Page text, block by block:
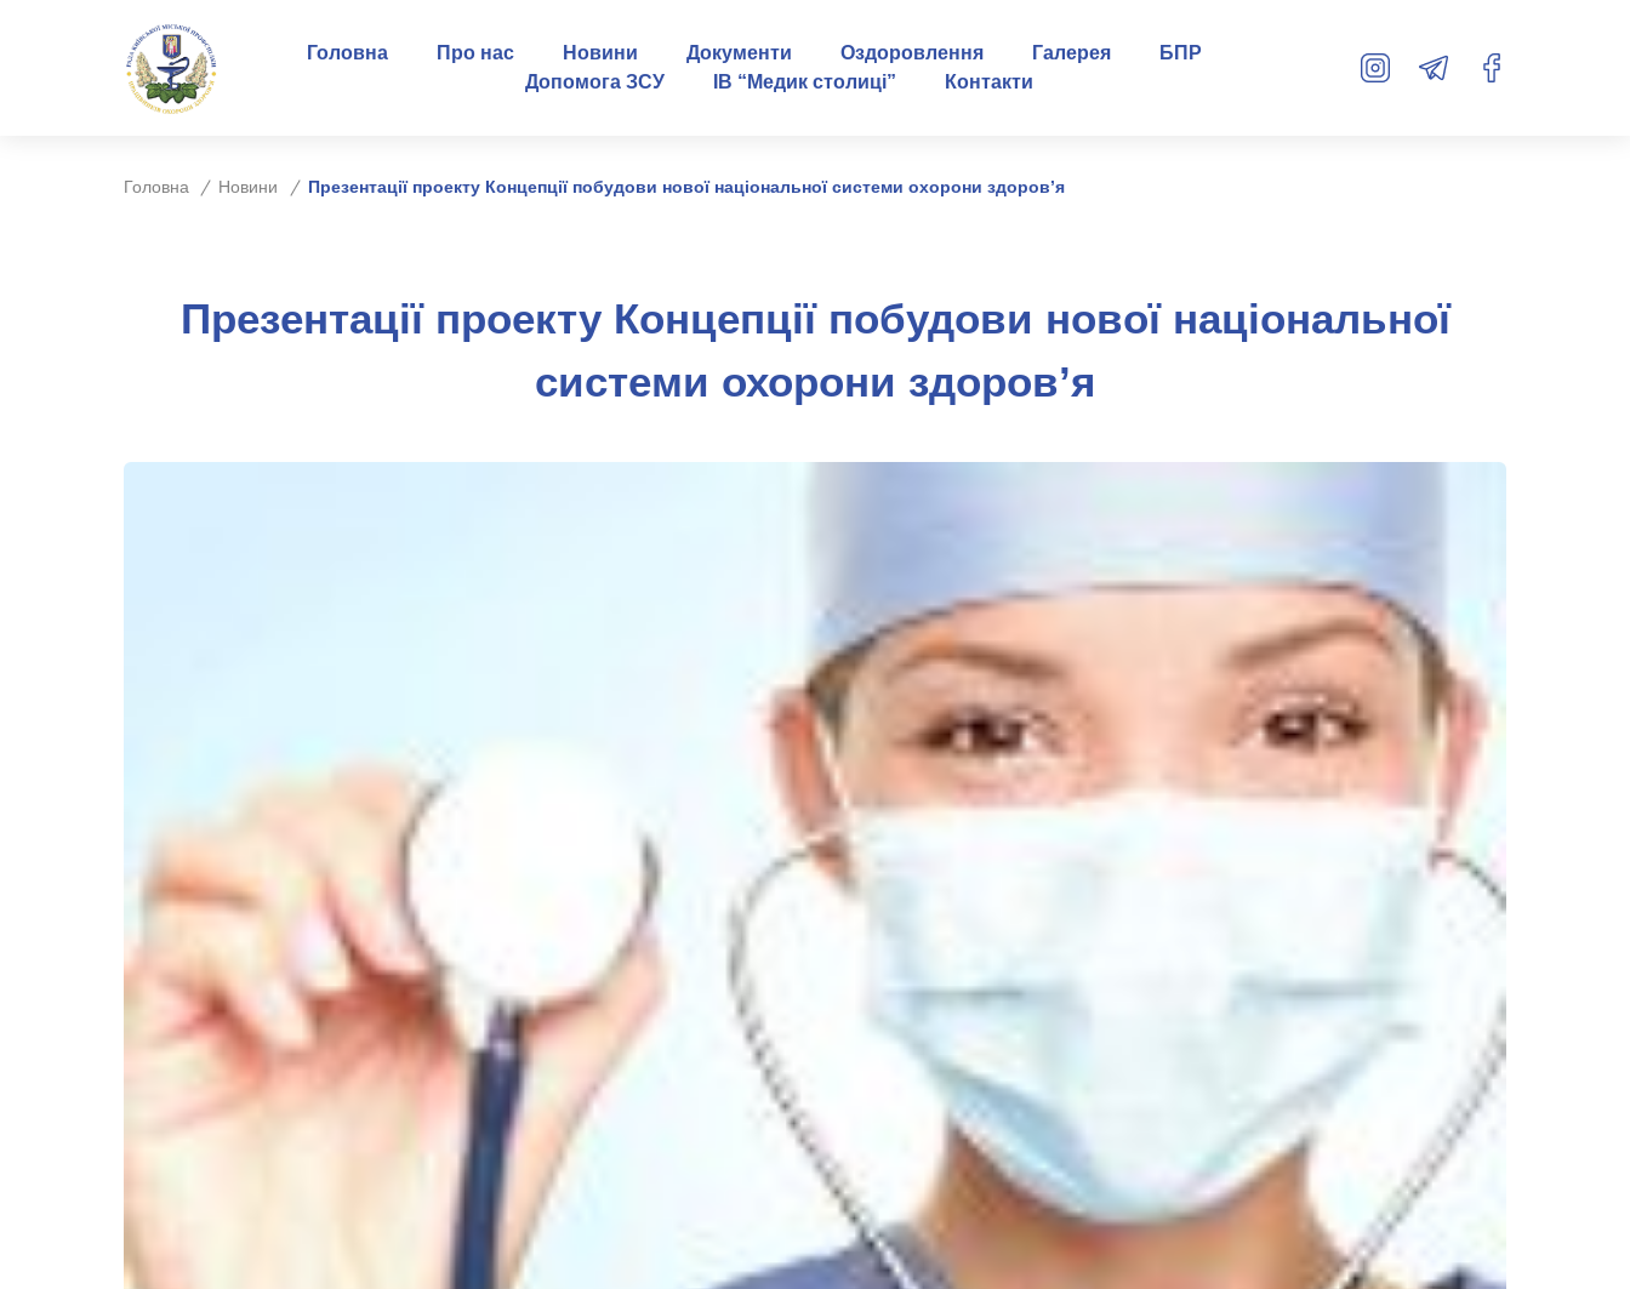
Головна Про нас Новини Документи Оздоровлення Галерея
БПР
Допомога ЗСУ
ІВ “Медик столиці” Контакти
Головна Новини Презентації проекту Концепції побудови нової національної системи охорони здоров’я
Презентації проекту Концепції побудови нової національної
системи охорони здоров’я